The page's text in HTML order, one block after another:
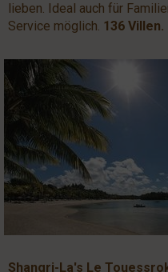
lieben. Ideal auch für
Service möglich. 136 Villen.
Shangri-La's Le